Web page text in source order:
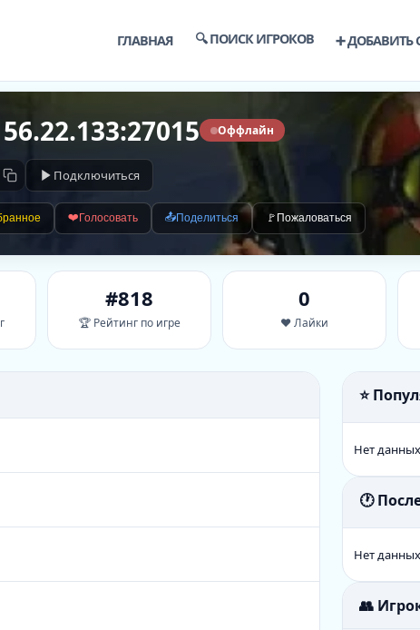
ГЛАВНАЯ 🔍 ПОИСК ИГРОКОВ ➕ ДОБАВИТЬ
Оффлайн
Подключиться
❤️ Голосовать 📤Поделиться 🚩 Пожаловаться
#818
🏆 Рейтинг по игре
0
❤️ Лайки
⭐
Нет данных
🕐
Нет данных
👥